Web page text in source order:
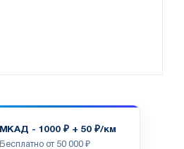
МКАД - 1000 ₽ + 50 ₽/км
Бесплатно от 50 000 ₽